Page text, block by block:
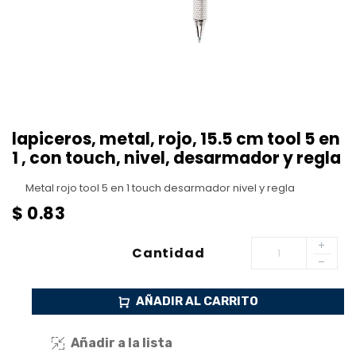
lapiceros, metal, rojo, 15.5 cm tool 5 en
1 , con touch, nivel, desarmador y regla
Metal rojo tool 5 en 1 touch desarmador nivel y regla
$ 0.83
Cantidad
AÑADIR AL CARRITO
Añadir a la lista